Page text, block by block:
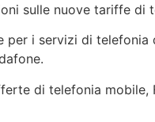
sulle nuove tariffe di
i servizi di telefonia
di telefonia mobile,